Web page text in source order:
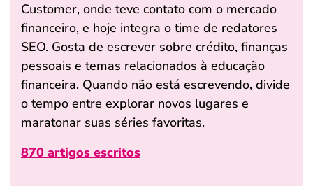
Customer, onde teve contato com o mercado
financeiro, e hoje integra o time de redatores
SEO. Gosta de escrever sobre crédito, finanças
pessoais e temas relacionados à educação
financeira. Quando não está escrevendo, divide
o tempo entre explorar novos lugares e
maratonar suas séries favoritas.
870 artigos escritos